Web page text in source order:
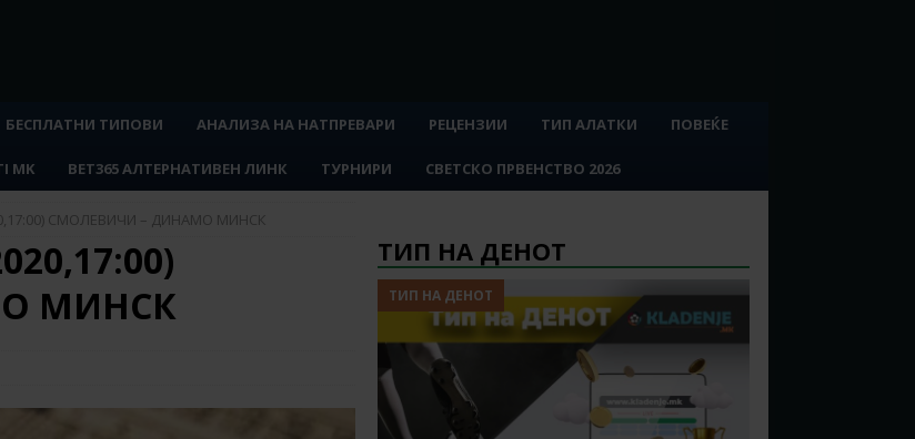
БЕСПЛАТНИ ТИПОВИ АНАЛИЗА НА НАТПРЕВАРИ РЕЦЕНЗИИ ТИП АЛАТКИ ПОВЕЌЕ
MK BET365 АЛТЕРНАТИВЕН ЛИНК ТУРНИРИ СВЕТСКО ПРВЕНСТВО 2026
СМОЛЕВИЧИ – ДИНАМО МИНСК
МИНСК
ТИП НА ДЕНОТ
ТИП НА ДЕНОТ